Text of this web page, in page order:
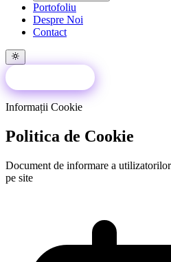
Portofoliu
Despre Noi
Contact
Informații Cookie
Politica de Cookie
Document de informare a
pe site